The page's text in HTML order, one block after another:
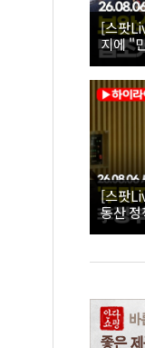
[스팟
지에 "
[스팟
동산
대토론회